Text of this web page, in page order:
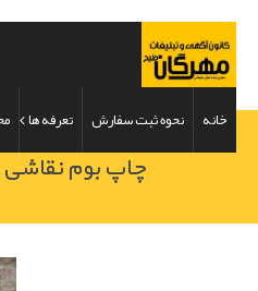
خانه نحوه ثبت سفارش تعرفه ها
چاپ بوم